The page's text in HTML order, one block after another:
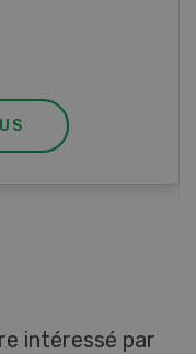
intéressé par